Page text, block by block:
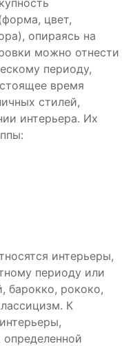
цвет,
опираясь на
можно отнести
периоду,
время
стилей,
интерьера. Их
интерьеры,
периоду или
барокко, рококо,
К